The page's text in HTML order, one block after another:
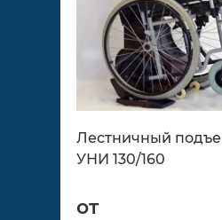
Лестничный
УНИ 130/160
от